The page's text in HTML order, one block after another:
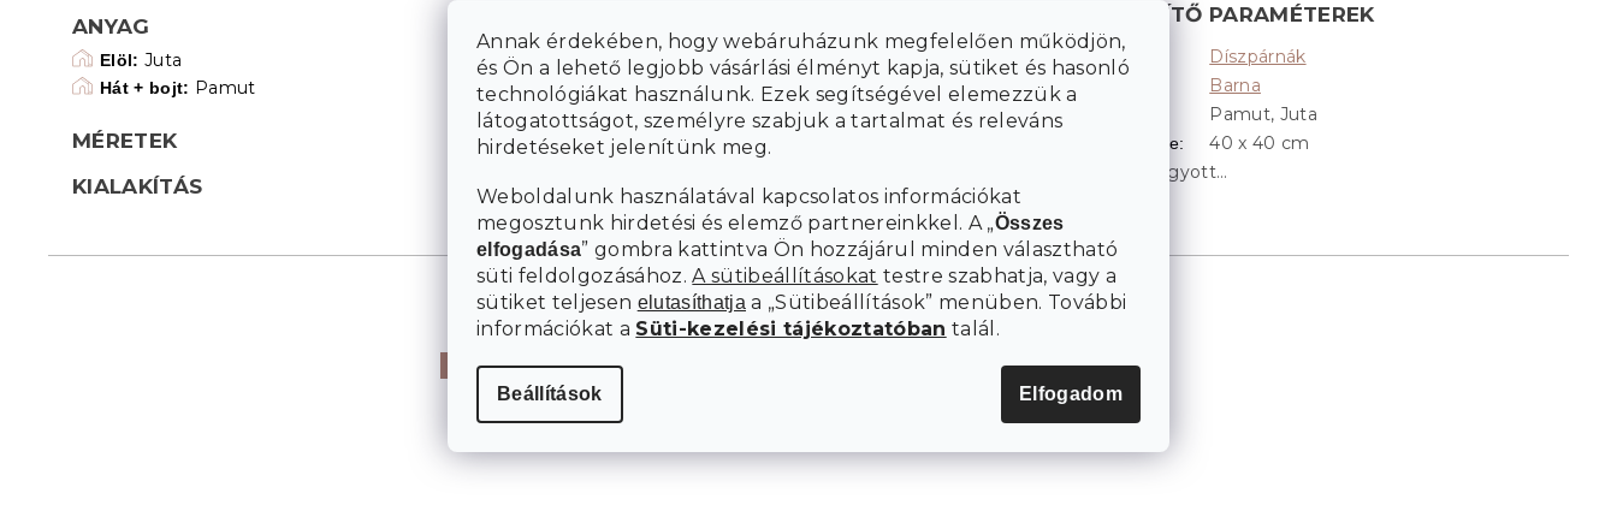
Annak érdekében, hogy webáruházunk megfelelően működjön,
és Ön a lehető legjobb vásárlási élményt kapja, sütiket és hasonló
technológiákat használunk. Ezek segítségével elemezzük a
látogatottságot, személyre szabjuk a tartalmat és releváns
hirdetéseket jelenítünk meg.
Weboldalunk használatával kapcsolatos információkat
megosztunk hirdetési és elemző partnereinkkel. A „Összes
elfogadása” gombra kattintva Ön hozzájárul minden választható
süti feldolgozásához.A sütibeállításokat testre szabhatja, vagy a
sütiket teljesen elutasíthatja a „Sütibeállítások” menüben. További
információkat a Süti-kezelési tájékoztatóban talál.
Beállítások Elfogadom
Akció
ANYAG
Elöl: Juta
Hát + bojt: Pamut
MÉRETEK
KIALAKÍTÁS
KIEGÉSZÍTŐ PARAMÉTEREK
Kategória Díszpárnák
Barna
Pamut, Juta
Párna mérete:
40 x 40 cm
A tétel elfogyott…